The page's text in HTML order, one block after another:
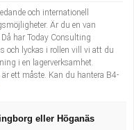
och internationell
Är du en van
har Today Consulting
och lyckas i rollen vill vi att du
i en lagerverksamhet.
ett måste. Kan du hantera B4-
eller Höganäs